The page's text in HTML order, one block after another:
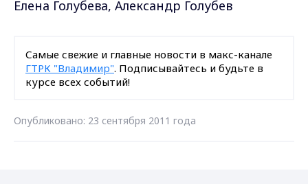
Елена Голубева, Александр Голубев
Самые свежие и главные новости в макс-канале
ГТРК "Владимир". Подписывайтесь и будьте в
курсе всех событий!
Опубликовано: 23 сентября 2011 года